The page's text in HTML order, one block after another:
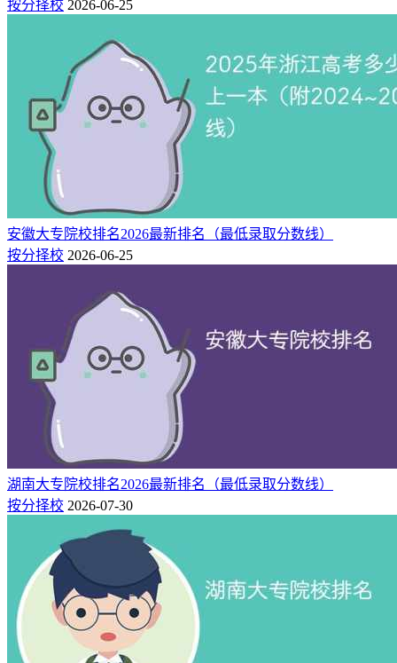
按分择校 2026-06-25
安徽大专院校排名2026最新排名（最低录取分数线）
按分择校 2026-06-25
湖南大专院校排名2026最新排名（最低录取分数线）
按分择校 2026-07-30